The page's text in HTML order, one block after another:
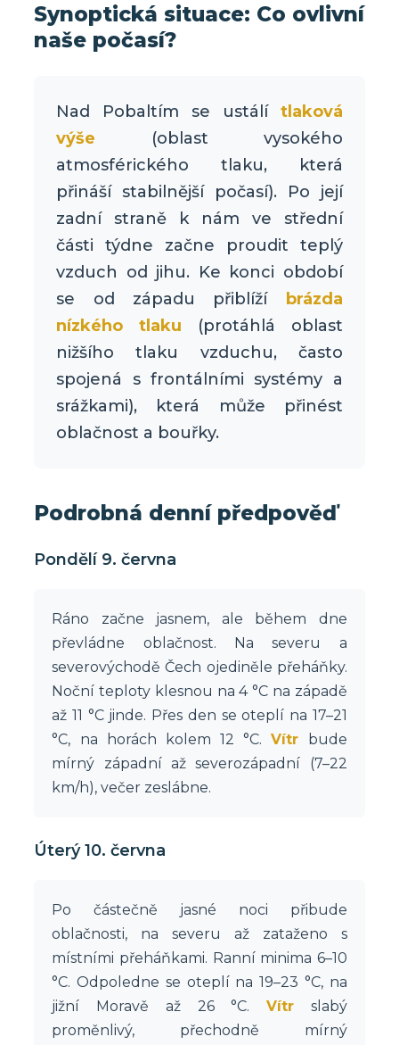
Synoptická situace: Co ovlivní
naše počasí?
Nad Pobaltím se ustálí tlaková
výše (oblast vysokého
atmosférického tlaku, která
přináší stabilnější počasí). Po její
zadní straně k nám ve střední
části týdne začne proudit teplý
vzduch od jihu. Ke konci období
se od západu přiblíží brázda
nízkého tlaku (protáhlá oblast
nižšího tlaku vzduchu, často
spojená s frontálními systémy a
srážkami), která může přinést
oblačnost a bouřky.
Podrobná denní předpověď
Pondělí 9. června
Ráno začne jasnem, ale během dne
převládne oblačnost. Na severu a
severovýchodě Čech ojediněle přeháňky.
Noční teploty klesnou na 4 °C na západě
až 11 °C jinde. Přes den se oteplí na 17–21
°C, na horách kolem 12 °C.Vítr bude
mírný západní až severozápadní (7–22
km/h), večer zeslábne.
Úterý 10. června
Po částečně jasné noci přibude
oblačnosti, na severu až zataženo s
místními přeháňkami. Ranní minima 6–10
°C. Odpoledne se oteplí na 19–23 °C, na
jižní Moravě až 26 °C. Vítrslabý
proměnlivý, přechodně mírný